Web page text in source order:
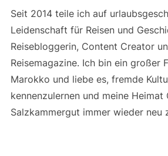
Seit 2014 teile ich auf
Leidenschaft für Reisen und
Reisebloggerin, Content Creator
Reisemagazine. Ich bin ein großer
Marokko und liebe es, fremde
kennenzulernen und meine
Salzkammergut immer wieder neu